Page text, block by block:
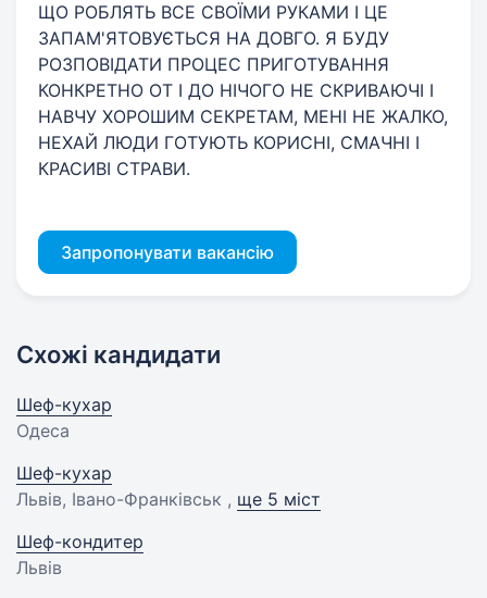
ЩО РОБЛЯТЬ ВСЕ СВОЇМИ РУКАМИ І ЦЕ
ЗАПАМ'ЯТОВУЄТЬСЯ НА ДОВГО. Я БУДУ
РОЗПОВІДАТИ ПРОЦЕС ПРИГОТУВАННЯ
КОНКРЕТНО ОТ І ДО НІЧОГО НЕ СКРИВАЮЧІ І
НАВЧУ ХОРОШИМ СЕКРЕТАМ, МЕНІ НЕ ЖАЛКО,
НЕХАЙ ЛЮДИ ГОТУЮТЬ КОРИСНІ, СМАЧНІ І
КРАСИВІ СТРАВИ.
Запропонувати вакансію
Схожі кандидати
Шеф-кухар
Одеса
Шеф-кухар
Львів, Івано-Франківськ , ще 5 міст
Шеф-кондитер
Львів